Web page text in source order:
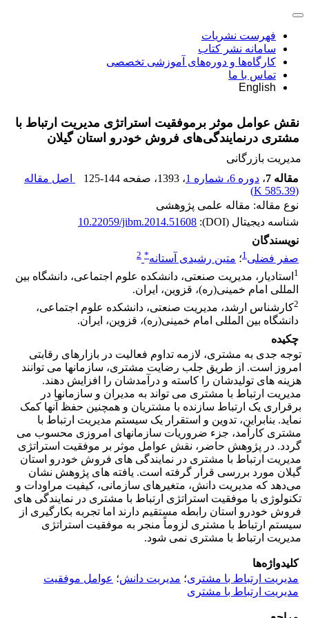
فهرست نشریات
سامانه نشر کتاب
کارگاه‌ها و دوره‌های آموزشی تخصصی
تماس با ما
English
نقش عوامل موثر برموفقیت استراتژی مدیریت ارتباط با
مشتری درنمایندگی‌های فروش خودرو استان گیلان
مدیریت بازرگانی
مقاله 7
، دوره 6، شماره 1 ، 1393 ، صفحه 125-144
اصل مقاله
(
585.39 K
)
نوع مقاله: مقاله علمی پژوهشی
شناسه دیجیتال (DOI):
10.22059/jibm.2014.51608
نویسندگان
صفر فضلی1؛ متین رشیدی آستانه*
2
1 استادیار، مدیریت صنعتی، دانشکده علوم اجتماعی، دانشگاه بین
المللی امام خمینی(ره)، قزوین، ایران.
2کارشناس ارشد، مدیریت صنعتی، دانشکده علوم اجتماعی،
دانشگاه بین المللی امام خمینی(ره)، قزوین، ایران.
چکیده
توجه جدی به مشتری، لازمه تداوم فعالیت در بازارهای رقابتی
امروز است. از طریق جلب رضایت مشتری، سازمانها می توانند
هزینه های تولیدشان را کاسته و درآمدشان را افزایش دهند.
مدیریت ارتباط با مشتری می تواند به مدیران و سازمانها در
برقراری یک ارتباط سازنده با مشتریان و همچنین حفظ آنها کمک
نماید. بنابراین، تدوین و استقرار یک سیستم مدیریت ارتباط با
مشتری کارآمد، جزء ضروریات سازمانهای امروزی محسوب می
گردد. در پژوهش حاضر، نقش عوامل موثر بر موفقیت استراتژی
مدیریت ارتباط با مشتری در نمایندگی های فروش خودرو استان
گیلان مورد بررسی قرار گرفته است. یافته های پژوهش نشان
می‌دهد که مدیریت دانش، متغیرهای سازمانی، کیفیت مراودات و
تکنولوژی با موفقیت استراتژی ارتباط با مشتری در نمایندگی های
فروش خودرو استان رابطه مستقیم دارند اما تجربه بکارگیری از
سیستم ارتباط با مشتری لزوماً منجر به موفقیت استراتژی
مدیریت ارتباط با مشتری نمی شود.
کلیدواژه‌ها
مدیریت ارتباط با مشتری؛ مدیریت دانش؛ عوامل موفقیت
مدیریت ارتباط با مشتری